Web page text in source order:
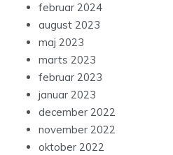
februar 2024
august 2023
maj 2023
marts 2023
februar 2023
januar 2023
december 2022
november 2022
oktober 2022